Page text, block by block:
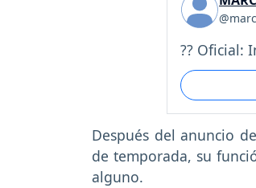
?? Oficial:
Después del anuncio
de temporada, su
alguno.